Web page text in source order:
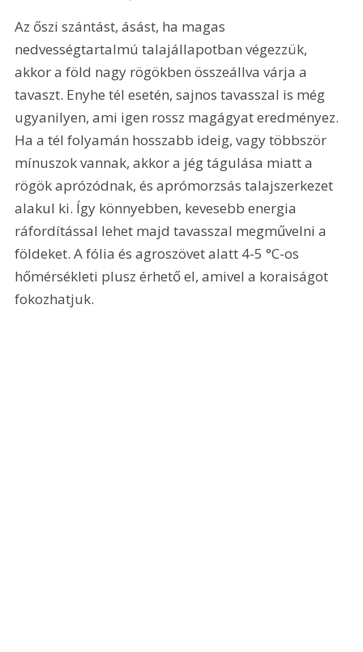
Az őszi szántást, ásást, ha magas
nedvességtartalmú talajállapotban végezzük,
akkor a föld nagy rögökben összeállva várja a
tavaszt. Enyhe tél esetén, sajnos tavasszal is még
ugyanilyen, ami igen rossz magágyat eredményez.
Ha a tél folyamán hosszabb ideig, vagy többször
mínuszok vannak, akkor a jég tágulása miatt a
rögök aprózódnak, és aprómorzsás talajszerkezet
alakul ki. Így könnyebben, kevesebb energia
ráfordítással lehet majd tavasszal megművelni a
földeket. A fólia és agroszövet alatt 4-5 °C-os
hőmérsékleti plusz érhető el, amivel a koraiságot
fokozhatjuk.